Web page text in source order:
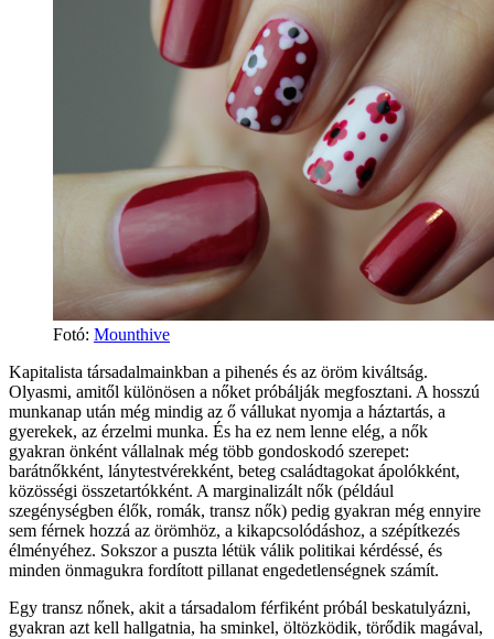
Fotó: Mounthive
Kapitalista társadalmainkban a pihenés és az öröm kiváltság.
Olyasmi, amitől különösen a nőket próbálják megfosztani. A hosszú
munkanap után még mindig az ő vállukat nyomja a háztartás, a
gyerekek, az érzelmi munka. És ha ez nem lenne elég, a nők
gyakran önként vállalnak még több gondoskodó szerepet:
barátnőkként, lánytestvérekként, beteg családtagokat ápolókként,
közösségi összetartókként. A marginalizált nők (például
szegénységben élők, romák, transz nők) pedig gyakran még ennyire
sem férnek hozzá az örömhöz, a kikapcsolódáshoz, a szépítkezés
élményéhez. Sokszor a puszta létük válik politikai kérdéssé, és
minden önmagukra fordított pillanat engedetlenségnek számít.
Egy transz nőnek, akit a társadalom férfiként próbál beskatulyázni,
gyakran azt kell hallgatnia, ha sminkel, öltözködik, törődik magával,